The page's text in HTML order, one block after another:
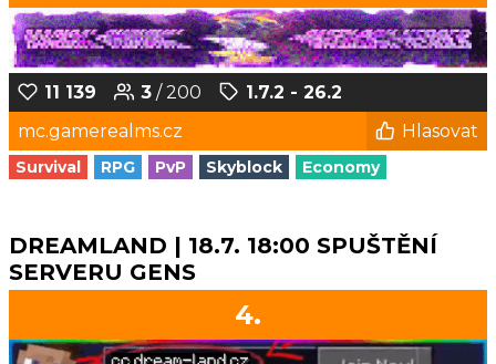
11 139 3 / 200
1.7.2 - 26.2
mc.gamerealms.cz
Hlasovat
Survival RPG PvP Skyblock Economy
DREAMLAND | 18.7. 18:00 SPUŠTĚNÍ
SERVERU GENS
4.